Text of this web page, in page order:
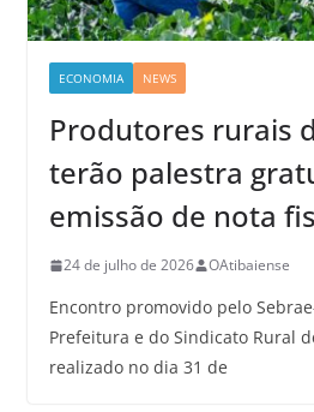
ECONOMIA NEWS
Produtores rurais
terão palestra
emissão de nota
24 de julho de 2026 OAtibaiense
Encontro promovido pelo
Prefeitura e do Sindicato Rural
realizado no dia 31 de